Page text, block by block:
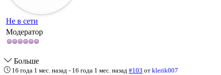
Не в сети
Модератор
Больше
16 года 1 мес. назад - 16 года 1 мес. назад #103 от klerik007